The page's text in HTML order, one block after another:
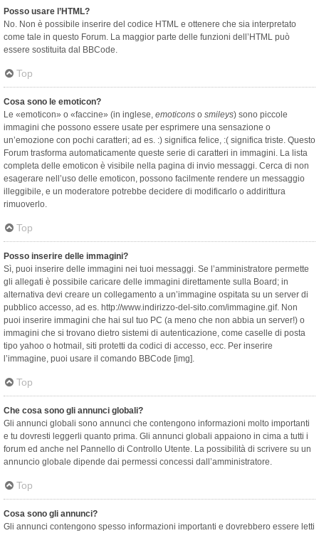
Posso usare l’HTML?
No. Non è possibile inserire del codice HTML e ottenere che sia interpretato
come tale in questo Forum. La maggior parte delle funzioni dell’HTML può
essere sostituita dal BBCode.
Top
Cosa sono le emoticon?
Le «emoticon» o «faccine» (in inglese, emoticons o smileys) sono piccole
immagini che possono essere usate per esprimere una sensazione o
un’emozione con pochi caratteri; ad es. :) significa felice, :( significa triste. Questo
Forum trasforma automaticamente queste serie di caratteri in immagini. La lista
completa delle emoticon è visibile nella pagina di invio messaggi. Cerca di non
esagerare nell’uso delle emoticon, possono facilmente rendere un messaggio
illeggibile, e un moderatore potrebbe decidere di modificarlo o addirittura
rimuoverlo.
Top
Posso inserire delle immagini?
Sì, puoi inserire delle immagini nei tuoi messaggi. Se l’amministratore permette
gli allegati è possibile caricare delle immagini direttamente sulla Board; in
alternativa devi creare un collegamento a un’immagine ospitata su un server di
pubblico accesso, ad es. http://www.indirizzo-del-sito.com/immagine.gif. Non
puoi inserire immagini che hai sul tuo PC (a meno che non abbia un server!) o
immagini che si trovano dietro sistemi di autenticazione, come caselle di posta
tipo yahoo o hotmail, siti protetti da codici di accesso, ecc. Per inserire
l’immagine, puoi usare il comando BBCode [img].
Top
Che cosa sono gli annunci globali?
Gli annunci globali sono annunci che contengono informazioni molto importanti
e tu dovresti leggerli quanto prima. Gli annunci globali appaiono in cima a tutti i
forum ed anche nel Pannello di Controllo Utente. La possibilità di scrivere su un
annuncio globale dipende dai permessi concessi dall’amministratore.
Top
Cosa sono gli annunci?
Gli annunci contengono spesso informazioni importanti e dovrebbero essere letti